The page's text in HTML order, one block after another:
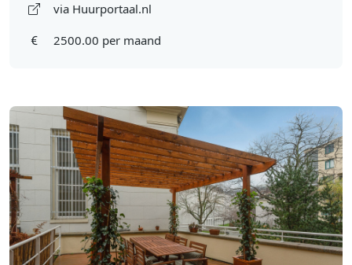
via Huurportaal.nl
2500.00 per maand